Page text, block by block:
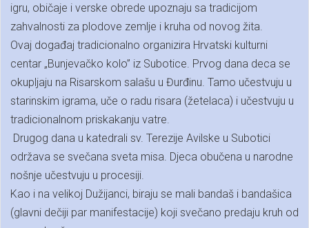
igru, običaje i verske obrede upoznaju sa tradicijom
zahvalnosti za plodove zemlje i kruha od novog žita.
Ovaj događaj tradicionalno organizira Hrvatski kulturni
centar „Bunjevačko kolo” iz Subotice. Prvog dana deca se
okupljaju na Risarskom salašu u Đurđinu. Tamo učestvuju u
starinskim igrama, uče o radu risara (žetelaca) i učestvuju u
tradicionalnom priskakanju vatre.
Drugog dana u katedrali sv. Terezije Avilske u Subotici
održava se svečana sveta misa. Djeca obučena u narodne
nošnje učestvuju u procesiji.
Kao i na velikoj Dužijanci, biraju se mali bandaš i bandašica
(glavni dečiji par manifestacije) koji svečano predaju kruh od